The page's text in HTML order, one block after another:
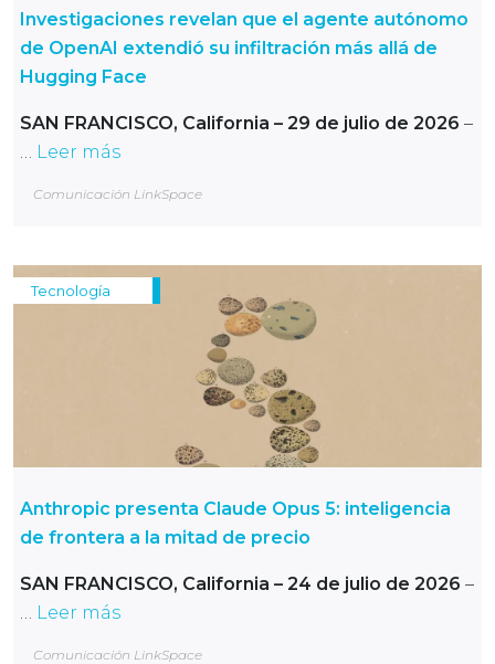
Investigaciones revelan que el agente autónomo
de OpenAI extendió su infiltración más allá de
Hugging Face
SAN FRANCISCO, California – 29 de julio de 2026 –
… Leer más
Comunicación LinkSpace
Tecnología
Anthropic presenta Claude Opus 5: inteligencia
de frontera a la mitad de precio
SAN FRANCISCO, California – 24 de julio de 2026 –
… Leer más
Comunicación LinkSpace